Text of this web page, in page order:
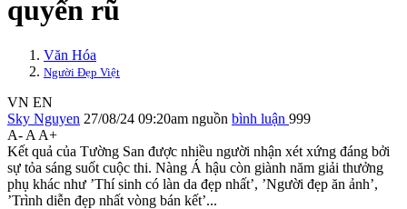
quyến rũ
Văn Hóa
Người Đẹp Việt
VN EN
Sky Nguyen 27/08/24 09:20am nguồn bình luận 999
A- A A+
Kết quả của Tường San được nhiều người nhận xét xứng đáng bởi
sự tỏa sáng suốt cuộc thi. Nàng Á hậu còn giành năm giải thưởng
phụ khác như ’Thí sinh có làn da đẹp nhất’, ’Người đẹp ăn ảnh’,
’Trình diễn đẹp nhất vòng bán kết’...